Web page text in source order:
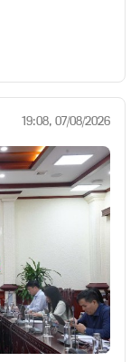
19:08, 07/08/2026